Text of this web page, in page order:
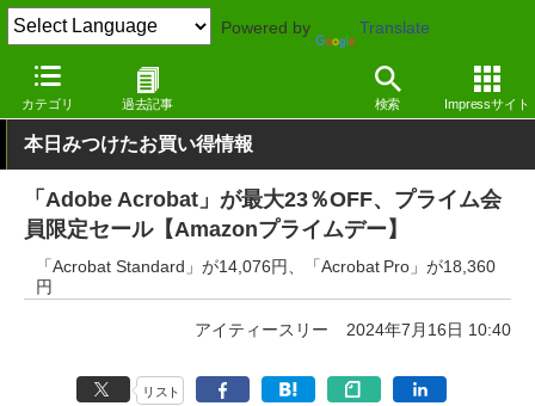
Powered by Translate
カテゴリ 過去記事 検索 Impressサイト
窓の杜 オフィス・ドキュメント ドキュメント Windows
本日みつけたお買い得情報
「Adobe Acrobat」が最大23％OFF、プライム会
員限定セール【Amazonプライムデー】
「Acrobat Standard」が14,076円、「Acrobat Pro」が18,360
円
アイティースリー 2024年7月16日 10:40
リスト